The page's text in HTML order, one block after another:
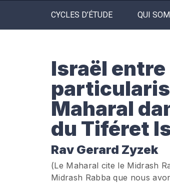
CYCLES D’ÉTUDE QUI
Israël
Maharal
du Tiféret
Rav Gerard Zyzek
(Le Maharal cite le Midrash
Midrash Rabba que nous